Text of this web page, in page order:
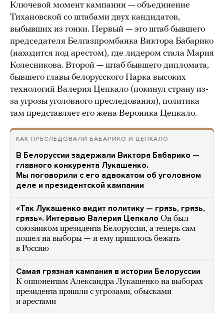
Ключевой момент кампании — объединение
Тихановской со штабами двух кандидатов,
выбывших из гонки. Первый — это штаб бывшего
председателя Белгазпромбанка Виктора Бабарико
(находится под арестом), где лидером стала Мария
Колесникова. Второй — штаб бывшего дипломата,
бывшего главы белорусского Парка высоких
технологий Валерия Цепкало (покинул страну из-
за угрозы уголовного преследования), политика
там представляет его жена Вероника Цепкало.
КАК ПРЕСЛЕДОВАЛИ БАБАРИКО И ЦЕПКАЛО
В Белоруссии задержали Виктора Бабарико —
главного конкурента Лукашенко.
Мы поговорили с его адвокатом об уголовном
деле и президентской кампании
«Так Лукашенко видит политику — грязь, грязь,
грязь». Интервью Валерия Цепкало Он был
союзником президента Белоруссии, а теперь сам
пошел на выборы — и ему пришлось бежать
в Россию
Самая грязная кампания в истории Белоруссии
К оппонентам Александра Лукашенко на выборах
президента пришли с угрозами, обысками
и арестами